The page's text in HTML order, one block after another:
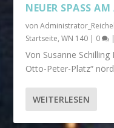
NEUER SPASS AM
von
Startseite,WN 140 | 0
Von Susanne
Otto-Peter-Platz“
WEITERLESEN